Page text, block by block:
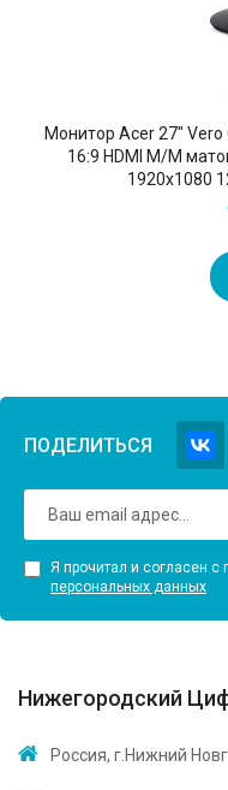
Монитор Acer 27" Vero
16:9 HDMI M/M
1920x1080
ПОДЕЛИТЬСЯ
Я прочитал и согласен с
персональных данных
Нижегородский
Россия, г.Нижний